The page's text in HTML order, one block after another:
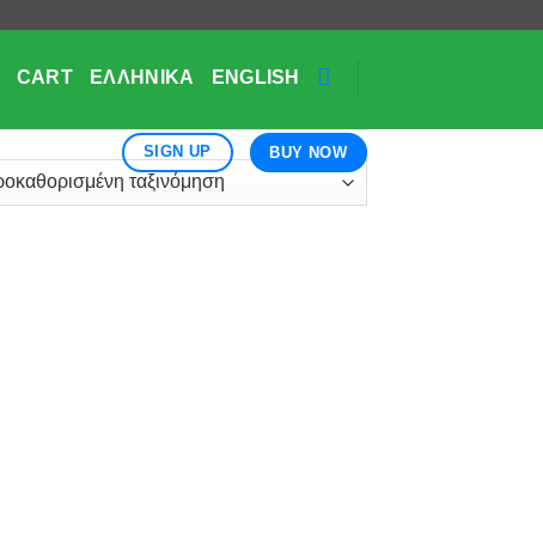
CART ΕΛΛΗΝΙΚΆ ENGLISH
SIGN UP BUY NOW